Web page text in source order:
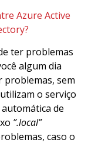
Azure Active
ter problemas
algum dia
problemas, sem
o serviço
de
”.local”
caso o